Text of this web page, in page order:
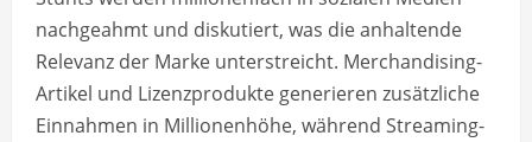
nachgeahmt und diskutiert, was die anhaltende
Relevanz der Marke unterstreicht. Merchandising-
Artikel und Lizenzprodukte generieren zusätzliche
Einnahmen in Millionenhöhe, während Streaming-